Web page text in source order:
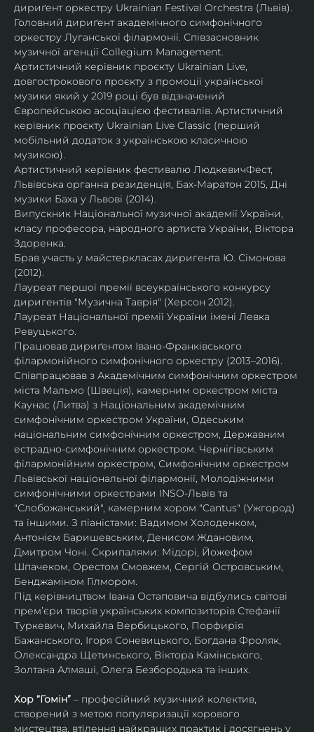
дириґент оркестру Ukrainian Festival Orchestra (Львів).
Головний дириґент академічного симфонічного
оркестру Луганської філармонії. Співзасновник
музичної агенції Collegium Management.
Артистичний керівник проєкту Ukrainian Live,
довгострокового проєкту з промоції української
музики який у 2019 році був відзначений
Європейською асоціацією фестивалів. Артистичний
керівник проєкту Ukrainian Live Classic (перший
мобільний додаток з українською класичною
музикою).
Артистичний керівник фестивалю ЛюдкевичФест,
Львівська органна резиденція, Бах-Маратон 2015, Дні
музики Баха у Львові (2014).
Випускник Національної музичної академії України,
класу професора, народного артиста України, Віктора
Здоренка.
Брав участь у майстеркласах диригента Ю. Сімонова
(2012).
Лауреат першої премії всеукраїнського конкурсу
диригентів "Музична Таврія" (Херсон 2012).
Лауреат Національної премії України імені Левка
Ревуцького.
Працював дириґентом Івано-Франківського
філармонійного симфонічного оркестру (2013–2016).
Співпрацював з Академічним симфонічним оркестром
міста Мальмо (Швеція), камерним оркестром міста
Каунас (Литва) з Національним академічним
симфонічним оркестром України, Одеським
національним симфонічним оркестром, Державним
естрадно-симфонічним оркестром. Чернігівським
філармонійним оркестром, Симфонічним оркестром
Львівської національної філармонії, Молодіжними
симфонічними оркестрами INSO-Львів та
"Слобожанський", камерним хором "Cantus" (Ужгород)
та іншими. З піаністами: Вадимом Холоденком,
Антонієм Баришевським, Денисом Ждановим,
Дмитром Чоні. Скрипалями: Мідорі, Йожефом
Шпачеком, Орестом Смовжем, Сергій Островським,
Бенджаміном Гілмором.
Під керівництвом Івана Остаповича відбулись світові
прем’єри творів українських композиторів Стефанії
Туркевич, Михайла Вербицького, Порфирія
Бажанського, Ігоря Соневицького, Богдана Фроляк,
Олександра Щетинського, Віктора Камінського,
Золтана Алмаші, Олега Безбородька та інших.
Хор “Гомін” – професійний музичний колектив,
створений з метою популяризації хорового
мистецтва, втілення найкращих практик і досягнень у